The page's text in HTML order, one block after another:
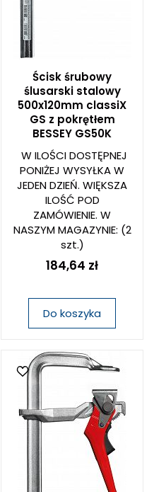
Ścisk śrubowy
ślusarski stalowy
500x120mm classiX
GS z pokrętłem
BESSEY GS50K
W ILOŚCI DOSTĘPNEJ
PONIŻEJ WYSYŁKA W
JEDEN DZIEŃ. WIĘKSZA
ILOŚĆ POD
ZAMÓWIENIE. W
NASZYM MAGAZYNIE: (2
szt.)
184,64 zł
Do koszyka